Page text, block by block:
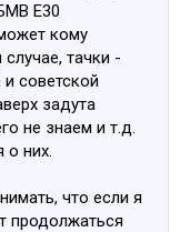
Е30
кому
тачки -
советской
задута
не знаем и т.д.
о них.
что если я
продолжаться